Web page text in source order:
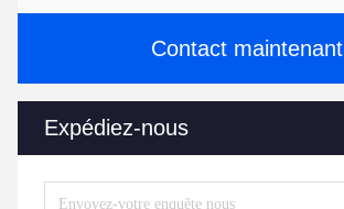
Contact maintenant
Expédiez-nous